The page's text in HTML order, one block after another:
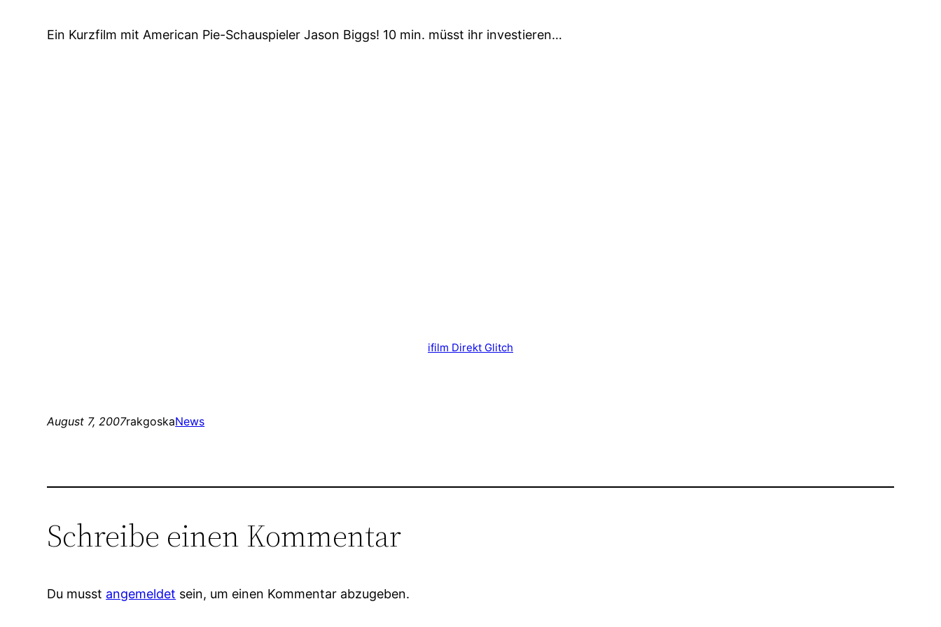
Ein Kurzfilm mit American Pie-Schauspieler Jason Biggs! 10 min. müsst ihr investieren…
ifilm Direkt Glitch
August 7, 2007rakgoskaNews
Schreibe einen Kommentar
Du musst angemeldet sein, um einen Kommentar abzugeben.